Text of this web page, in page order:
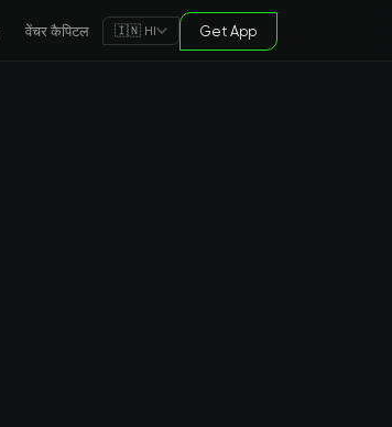
वेंचर कैपिटल 🇮🇳 HI Get App